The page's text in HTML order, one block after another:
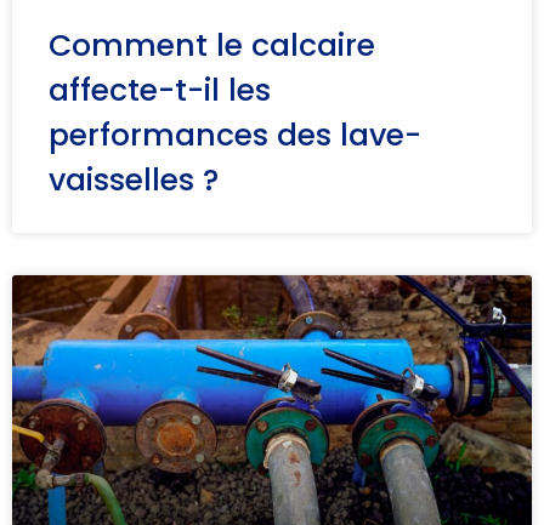
Comment le calcaire
affecte-t-il les
performances des lave-
vaisselles ?